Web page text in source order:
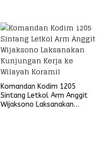
Komandan Kodim 1205
Sintang Letkol Arm Anggit
Wijaksono Laksanakan